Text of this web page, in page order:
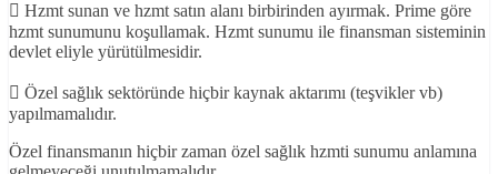
 Hzmt sunan ve hzmt satın alanı birbirinden ayırmak. Prime göre
hzmt sunumunu koşullamak. Hzmt sunumu ile finansman sisteminin
devlet eliyle yürütülmesidir.
 Özel sağlık sektöründe hiçbir kaynak aktarımı (teşvikler vb)
yapılmamalıdır.
Özel finansmanın hiçbir zaman özel sağlık hzmti sunumu anlamına